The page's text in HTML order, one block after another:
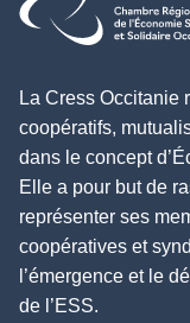
La Cress Occitanie
coopératifs,
dans le concept
Elle a pour but de
représenter ses
coopératives et
l’émergence et le
de l’ESS.